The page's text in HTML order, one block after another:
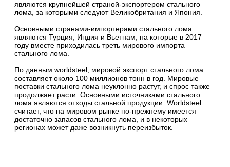
являются крупнейшей страной-экспортером стального
лома, за которыми следуют Великобритания и Япония.
Основными странами-импортерами стального лома
являются Турция, Индия и Вьетнам, на которые в 2017
году вместе приходилась треть мирового импорта
стального лома.
По данным worldsteel, мировой экспорт стального лома
составляет около 100 миллионов тонн в год. Мировые
поставки стального лома неуклонно растут, и спрос также
продолжает расти. Основными источниками стального
лома являются отходы стальной продукции. Worldsteel
считает, что на мировом рынке по-прежнему имеется
достаточно запасов стального лома, и в некоторых
регионах может даже возникнуть переизбыток.